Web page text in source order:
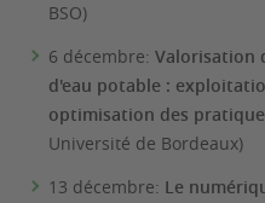
BSO)
6 décembre: Valorisation
d'eau potable :
optimisation des
Université de Bordeaux)
13 décembre: Le